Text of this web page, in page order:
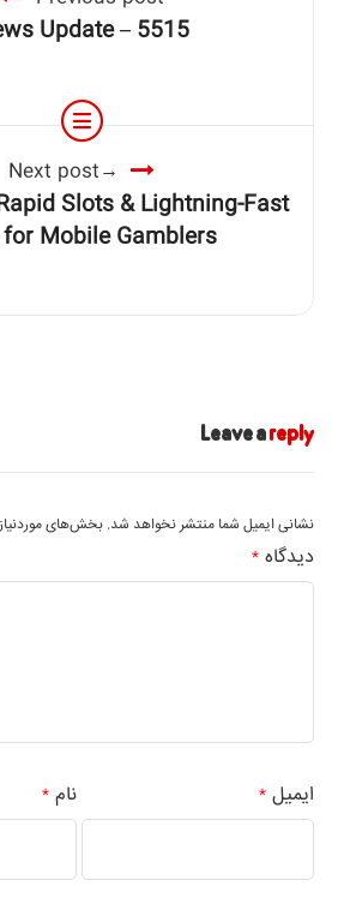
Update – 5515
Next post
Slots & Lightning‑Fast
Mobile Gamblers
Leave areply
نشانی ایمیل شما منتشر نخواهد شد. بخش‌های
دیدگاه *
نام * ایمیل*